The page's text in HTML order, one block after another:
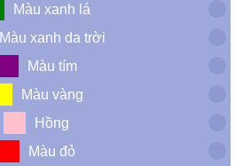
Màu xanh lá
Màu xanh da trời
Màu tím
Màu vàng
Hồng
Màu đỏ